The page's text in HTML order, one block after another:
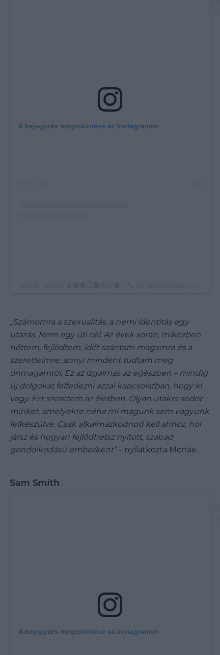
A bejegyzés megtekintése az Instagramon
„Számomra a szexualitás, a nemi identitás egy
utazás. Nem egy úti cél. Az évek során, miközben
nőttem, fejlődtem, időt szántam magamra és a
szeretteimre, annyi mindent tudtam meg
önmagamról. Ez az izgalmas az egészben – mindig
új dolgokat felfedezni azzal kapcsolatban, hogy ki
vagy. Ezt szeretem az életben. Olyan utakra sodor
minket, amelyekre néha mi magunk sem vagyunk
felkészülve. Csak alkalmazkodnod kell ahhoz, hol
jársz és hogyan fejlődhetsz nyitott, szabad
gondolkodású emberként”– nyilatkozta Monáe.
Sam Smith
A bejegyzés megtekintése az Instagramon